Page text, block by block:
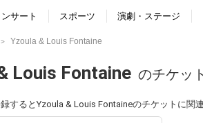
ンサート スポーツ 演劇・ステージ
Yzoula & Louis Fontaine
Louis Fontaine のチケット
するとYzoula & Louis Fontaineのチケットに関